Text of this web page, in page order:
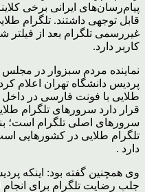
پیام‌رسان‌های ایرانی برخی
قابل توجهی داشتند. تلگرام
کاربر دارد.
نماینده مردم سبزوار در
پردیس دانشگاه تهران اعلام
طلایی با فونت فارسی در
قرار دارد سرورهای تلگرام
سرورهای اصلی تلگرام است؛
تلگرام طلایی در کشورهایی
دارد .
وی همچنین گفته بود: اینکه
جلب رضایت تلگرام برای